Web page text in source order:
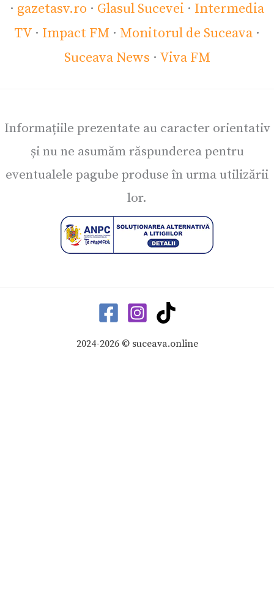
· gazetasv.ro · Glasul Sucevei · Intermedia
TV · Impact FM · Monitorul de Suceava ·
Suceava News · Viva FM
Informațiile prezentate au caracter orientativ
și nu ne asumăm răspunderea pentru
eventualele pagube produse în urma utilizării
lor.
2024-2026 © suceava.online